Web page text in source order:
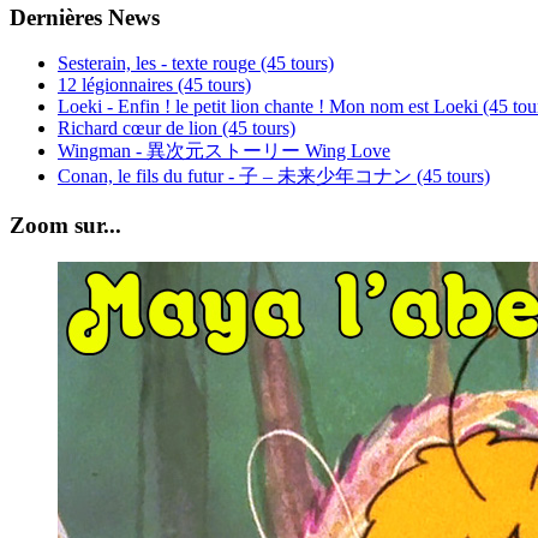
Dernières News
Sesterain, les - texte rouge (45 tours)
12 légionnaires (45 tours)
Loeki - Enfin ! le petit lion chante ! Mon nom est Loeki (45
Richard cœur de lion (45 tours)
Wingman - 異次元ストーリー Wing Love
Conan, le fils du futur - 子 – 未来少年コナン (45 tours)
Zoom sur...